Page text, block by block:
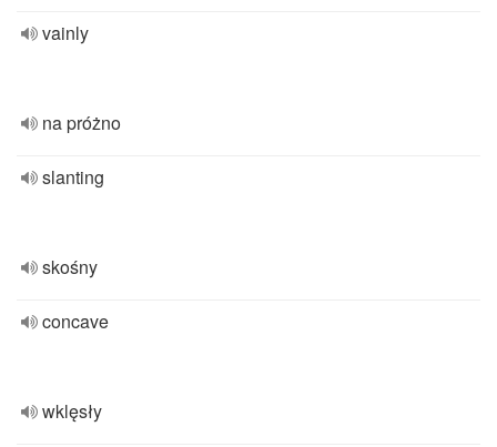
vainly
na próżno
slanting
skośny
concave
wklęsły